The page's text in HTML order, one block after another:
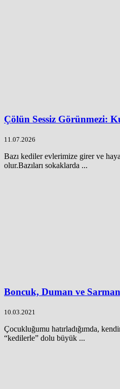
Çölün Sessiz Görünmezi:
11.07.2026
Bazı kediler evlerimize girer ve
olur.Bazıları sokaklarda ...
Boncuk, Duman ve
10.03.2021
Çocukluğumu hatırladığımda,
“kedilerle” dolu büyük ...